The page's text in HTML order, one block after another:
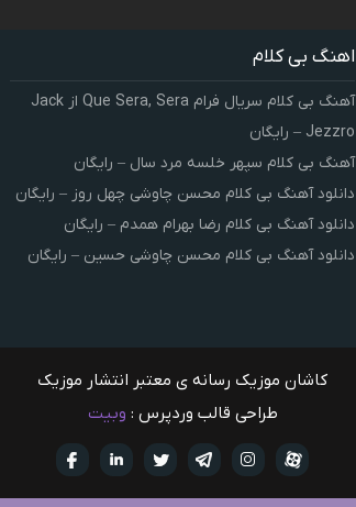
اهنگ بی کلام
آهنگ بی کلام سریال فرام Que Sera, Sera از Jack
Jezzro – رایگان
آهنگ بی کلام سپهر خلسه مرد سال – رایگان
دانلود آهنگ بی کلام محسن چاوشی چهل روز – رایگان
دانلود آهنگ بی کلام رضا بهرام همدم – رایگان
دانلود آهنگ بی کلام محسن چاوشی حسین – رایگان
کاشان موزیک رسانه ی معتبر انتشار موزیک
طراحی قالب وردپرس : وبیت
تويتر تلگرام
اینستاگرام آپارات